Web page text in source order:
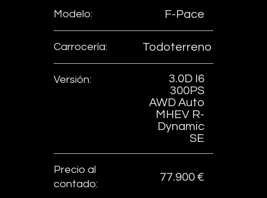
Modelo: F-Pace
Carrocería: Todoterreno
Versión:
3.0D I6
300PS
AWD Auto
MHEV R-
Dynamic
SE
Precio al
contado:
77.900 €